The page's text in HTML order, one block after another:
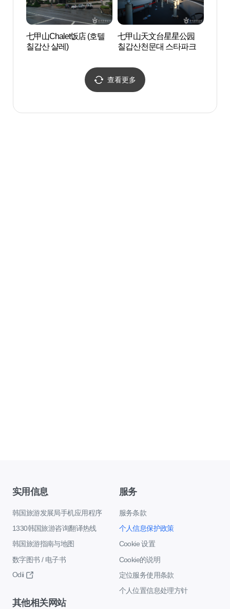
七甲山Chalet饭店 (호텔
칠갑산 샬레)
七甲山天文台星星公园
칠갑산천문대 스타파크
查看更多
实用信息
韩国旅游发展局手机应用程序
1330韩国旅游咨询翻译热线
韩国旅游指南与地图
数字图书 / 电子书
Odii
服务
服务条款
个人信息保护政策
Cookie 设置
Cookie的说明
定位服务使用条款
个人位置信息处理方针
其他相关网站